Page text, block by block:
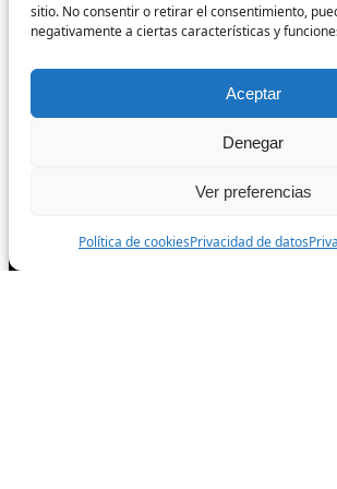
sitio. No consentir o retirar el consentimiento,
negativamente a ciertas características y
Aceptar
Denegar
Ver preferencias
Política de cookiesPrivacidad de datos
Política de cookies
Síguenos
Facebook